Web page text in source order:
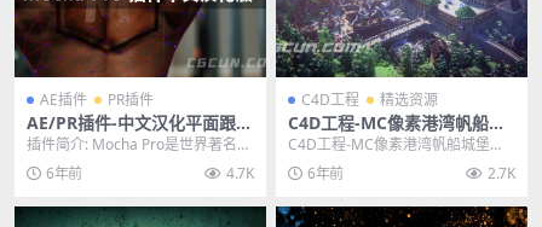
AE插件 PR插件
AE/PR插件-中文汉化平面跟踪
摩卡插件 Mocha Pro 2021 v
8.0.0 Win一键安装破解版
插件简介: Mocha Pro是世界著名的
平面跟踪，旋转定位和物体去除工
具。对于...
6年前 4.7K
C4D工程 精选资源
C4D工程-MC像素港湾帆船城
堡《我的世界》3D游戏场景模
型工程
C4D工程-MC像素港湾帆船城堡
《我的世界》3D游戏场景模型工程
主题授权提示：...
6年前 2.7K